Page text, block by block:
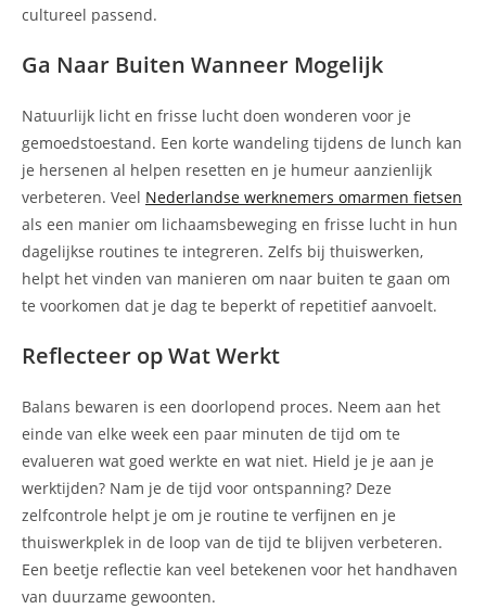
cultureel passend.
Ga Naar Buiten Wanneer Mogelijk
Natuurlijk licht en frisse lucht doen wonderen voor je
gemoedstoestand. Een korte wandeling tijdens de lunch kan
je hersenen al helpen resetten en je humeur aanzienlijk
verbeteren. Veel Nederlandse werknemers omarmen fietsen
als een manier om lichaamsbeweging en frisse lucht in hun
dagelijkse routines te integreren. Zelfs bij thuiswerken,
helpt het vinden van manieren om naar buiten te gaan om
te voorkomen dat je dag te beperkt of repetitief aanvoelt.
Reflecteer op Wat Werkt
Balans bewaren is een doorlopend proces. Neem aan het
einde van elke week een paar minuten de tijd om te
evalueren wat goed werkte en wat niet. Hield je je aan je
werktijden? Nam je de tijd voor ontspanning? Deze
zelfcontrole helpt je om je routine te verfijnen en je
thuiswerkplek in de loop van de tijd te blijven verbeteren.
Een beetje reflectie kan veel betekenen voor het handhaven
van duurzame gewoonten.